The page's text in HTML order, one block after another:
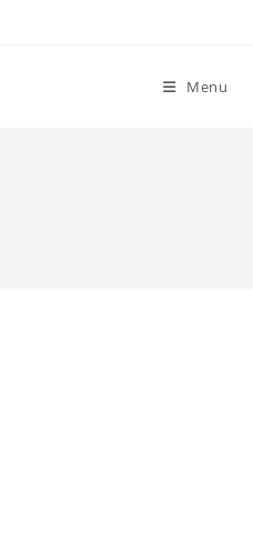
Menu